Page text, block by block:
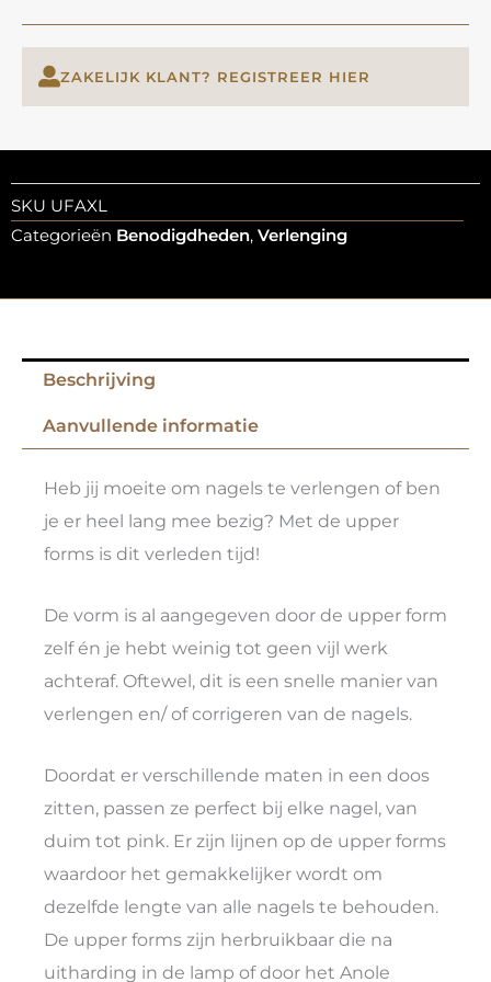
ZAKELIJK KLANT? REGISTREER HIER
SKU UFAXL
Categorieën Benodigdheden, Verlenging
Beschrijving
Aanvullende informatie
Heb jij moeite om nagels te verlengen of ben
je er heel lang mee bezig? Met de upper
forms is dit verleden tijd!
De vorm is al aangegeven door de upper form
zelf én je hebt weinig tot geen vijl werk
achteraf. Oftewel, dit is een snelle manier van
verlengen en/ of corrigeren van de nagels.
Doordat er verschillende maten in een doos
zitten, passen ze perfect bij elke nagel, van
duim tot pink. Er zijn lijnen op de upper forms
waardoor het gemakkelijker wordt om
dezelfde lengte van alle nagels te behouden.
De upper forms zijn herbruikbaar die na
uitharding in de lamp of door het Anole